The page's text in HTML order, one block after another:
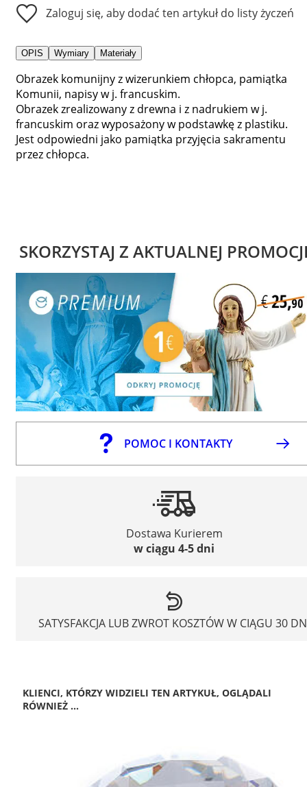
Zaloguj się, aby dodać ten artykuł do listy życzeń
OPIS Wymiary Materiały
Obrazek komunijny z wizerunkiem chłopca, pamiątka
Komunii, napisy w j. francuskim.
Obrazek zrealizowany z drewna i z nadrukiem w j.
francuskim oraz wyposażony w podstawkę z plastiku.
Jest odpowiedni jako pamiątka przyjęcia sakramentu
przez chłopca.
SKORZYSTAJ Z AKTUALNEJ
POMOC I KONTAKTY
Dostawa Kurierem
w ciągu 4-5 dni
SATYSFAKCJA LUB ZWROT KOSZTÓW W CIĄGU 30
KLIENCI, KTÓRZY WIDZIELI TEN ARTYKUŁ, OGLĄDALI
RÓWNIEŻ ...